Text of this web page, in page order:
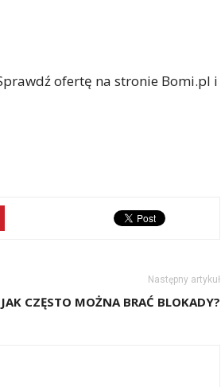
ofertę na stronie Bomi.pl i
Następny artykuł
JAK CZĘSTO MOŻNA BRAĆ BLOKADY?